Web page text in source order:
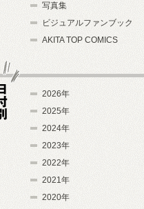
写真集
ビジュアルファンブック
AKITA TOP COMICS
2026年
2025年
2024年
2023年
2022年
2021年
2020年